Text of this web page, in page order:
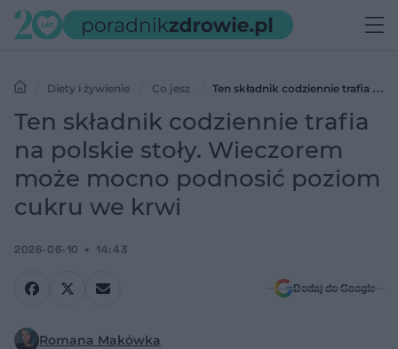
Diety i żywienie Co jesz
Ten składnik codziennie trafia na
polskie stoły. Wieczorem może mocno podnosić poziom cukru we
Ten składnik codziennie trafia
na polskie stoły. Wieczorem
może mocno podnosić poziom
cukru we krwi
2026-06-10 14:43
Dodaj do Google
Romana Makówka